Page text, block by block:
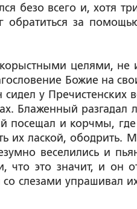
безо всего и, хотя
обратиться за
целями, не
Божие на
у Пречистенских
Блаженный разгадал
посещал и корчмы, где
их лаской, ободрить.
веселились и
это значит, и он
слезами упрашивал